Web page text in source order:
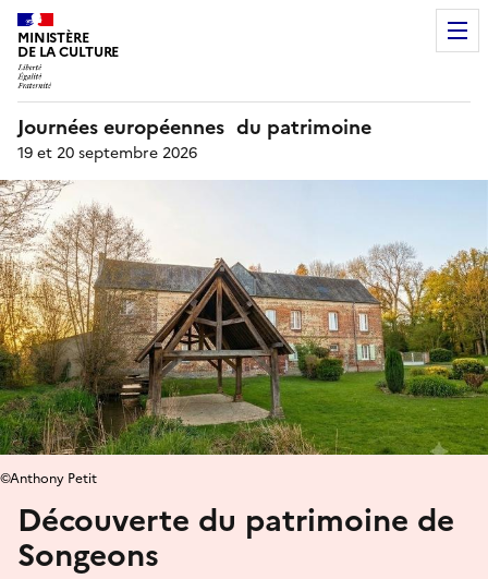
MINISTÈRE
DE LA CULTURE
Journées européennes du patrimoine
19 et 20 septembre 2026
Découverte du patrimoine de
Songeons
©Anthony Petit